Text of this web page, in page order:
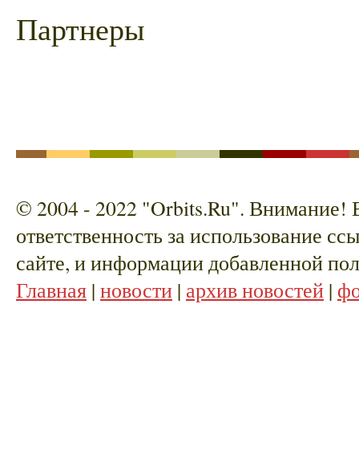
Партнеры
© 2004 - 2022 "Orbits.Ru". Внимание!
ответственность за использование
сайте, и информации добавленной
Главная | новости | архив новостей |